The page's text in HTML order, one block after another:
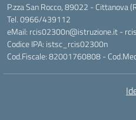
P.zza San Rocco, 89022 - Cittanova
Tel. 0966/439112
eMail: rcis02300n@istruzione.it -
Codice IPA: istsc_rcis02300n
Cod.Fiscale: 82001760808 -